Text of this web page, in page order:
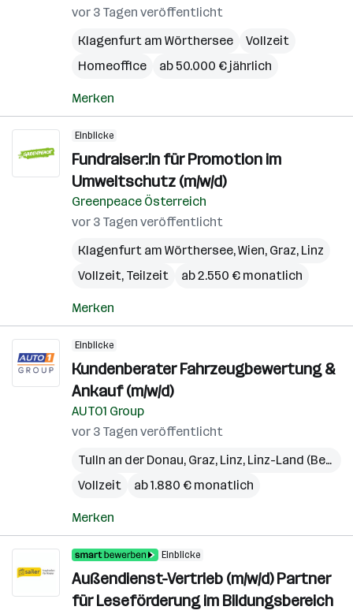
vor 3 Tagen veröffentlicht
Klagenfurt am Wörthersee
Vollzeit
Homeoffice
ab 50.000 € jährlich
Merken
Einblicke
Fundraiser:in für Promotion im
Umweltschutz (m/w/d)
Greenpeace Österreich
vor 3 Tagen veröffentlicht
Klagenfurt am Wörthersee,Wien, Graz, Linz
Vollzeit, Teilzeit
ab 2.550 € monatlich
Merken
Einblicke
Kundenberater Fahrzeugbewertung &
Ankauf (m/w/d)
AUTO1 Group
vor 3 Tagen veröffentlicht
Tulln an der Donau, Graz, Linz, Linz-Land (Bezirk)
Vollzeit
ab 1.880 € monatlich
Merken
Einblicke
Außendienst-Vertrieb (m/w/d) Partner
für Leseförderung im Bildungsbereich